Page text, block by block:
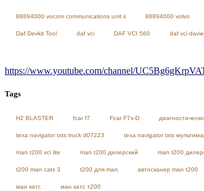
88894000 vocom communications unit ii 88894000 volvo
Daf Devkit Tool daf vci DAF VCI 560 daf vci
https://www.youtube.com/channel/
Tags
H2 BLASTER fcar f7 Fcar F7s-D
texa navigator txts truck d07223 texa navigator txts
man t200 vci lite man t200 дилерский man t200
t200 man cats 3 t200 для man автосканер man t200
ман катс ман катс т200